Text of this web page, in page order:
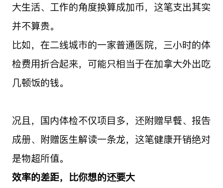
大生活、工作的角度换算成加币，这笔支出其实
并不算贵。
比如，在二线城市的一家普通医院，三小时的体
检费用折合起来，可能只相当于在加拿大外出吃
几顿饭的钱。
况且，国内体检不仅项目多，还附赠早餐、报告
成册、附赠医生解读一条龙，这笔健康开销绝对
是物超所值。
效率的差距，比你想的还要大